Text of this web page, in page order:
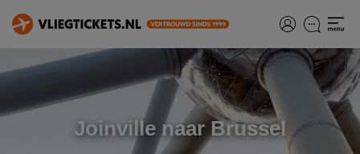
Joinville naar Brussel